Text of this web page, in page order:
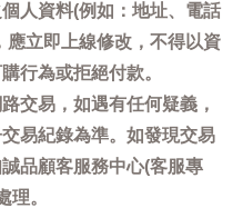
人資料(例如：地址、電話
應立即上線修改，不得以資
行為或拒絕付款。
交易，如遇有任何疑義，
易紀錄為準。如發現交易
品顧客服務中心(客服專
理。